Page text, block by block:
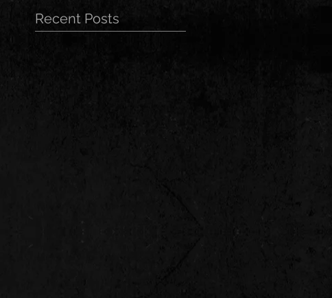
Recent Posts